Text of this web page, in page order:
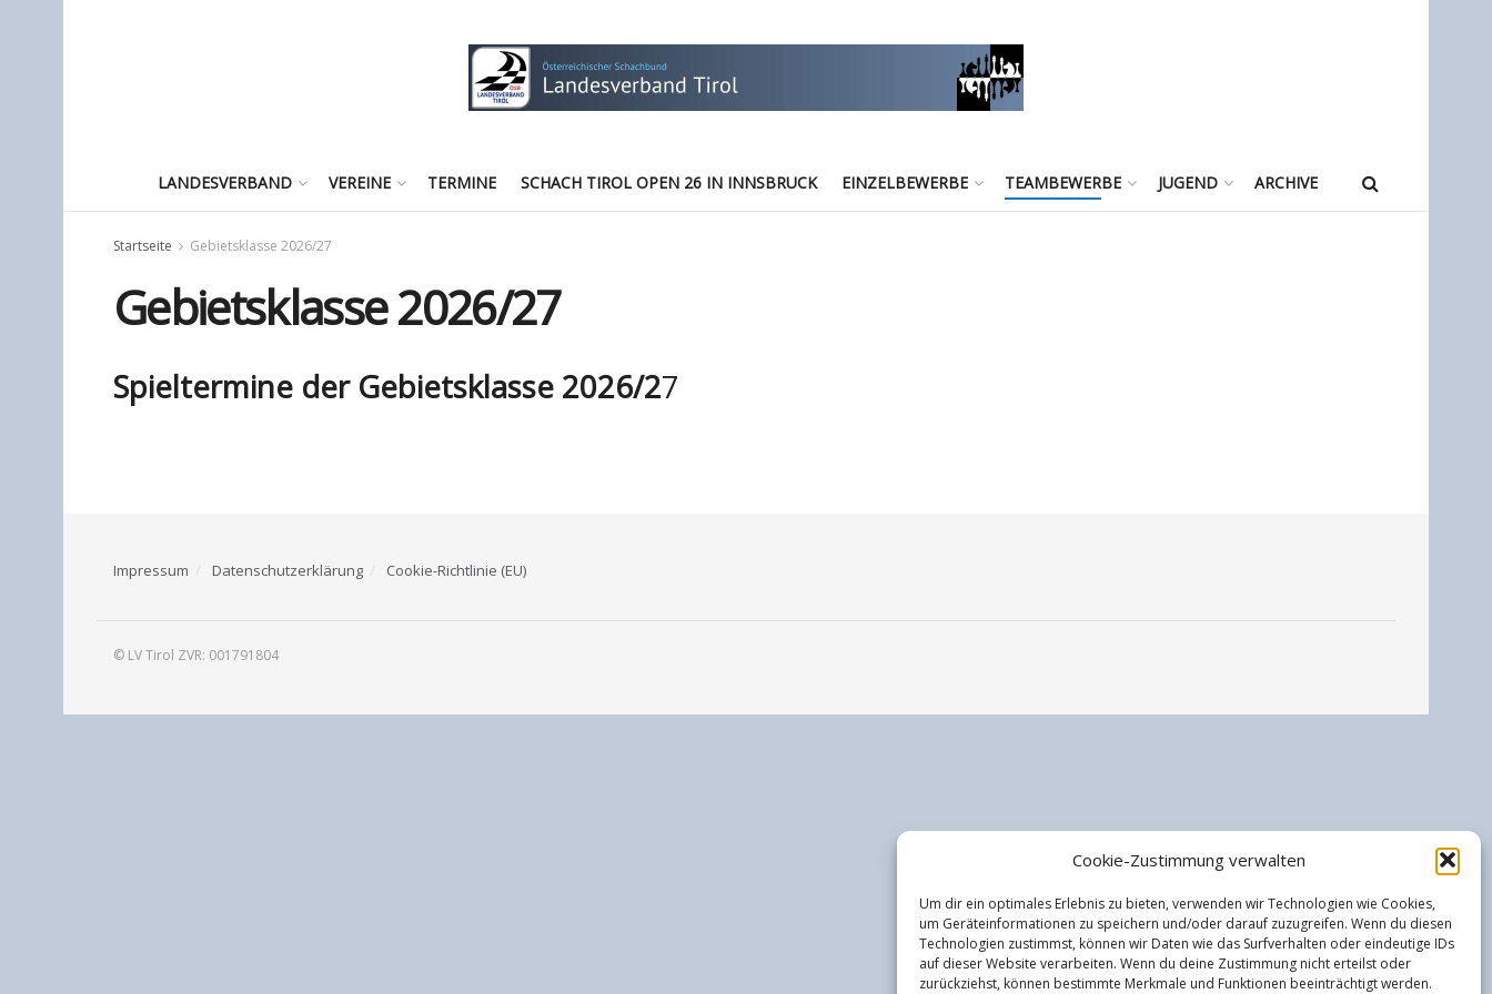
Cookie-Zustimmung verwalten
Um dir ein optimales Erlebnis zu bieten, verwenden wir Technologien wie Cookies,
um Geräteinformationen zu speichern und/oder darauf zuzugreifen. Wenn du diesen
Technologien zustimmst, können wir Daten wie das Surfverhalten oder eindeutige IDs
auf dieser Website verarbeiten. Wenn du deine Zustimmung nicht erteilst oder
zurückziehst, können bestimmte Merkmale und Funktionen beeinträchtigt werden.
LANDESVERBAND VEREINE TERMINE SCHACH TIROL OPEN 26 IN INNSBRUCK EINZELBEWERBE TEAMBEWERBE JUGEND ARCHIVE
Startseite Gebietsklasse 2026/27
Gebietsklasse 2026/27
Spieltermine der Gebietsklasse 2026/27
Impressum Datenschutzerklärung Cookie-Richtlinie (EU)
© LV Tirol ZVR: 001791804